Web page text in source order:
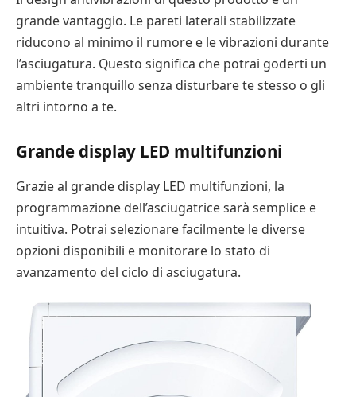
grande vantaggio. Le pareti laterali stabilizzate
riducono al minimo il rumore e le vibrazioni durante
l’asciugatura. Questo significa che potrai goderti un
ambiente tranquillo senza disturbare te stesso o gli
altri intorno a te.
Grande display LED multifunzioni
Grazie al grande display LED multifunzioni, la
programmazione dell’asciugatrice sarà semplice e
intuitiva. Potrai selezionare facilmente le diverse
opzioni disponibili e monitorare lo stato di
avanzamento del ciclo di asciugatura.